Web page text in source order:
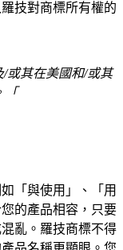
技對商標所有權的
/或其在美國和/或其
「
「與使用」、「用
的產品相容，只要
亂。羅技商標不得